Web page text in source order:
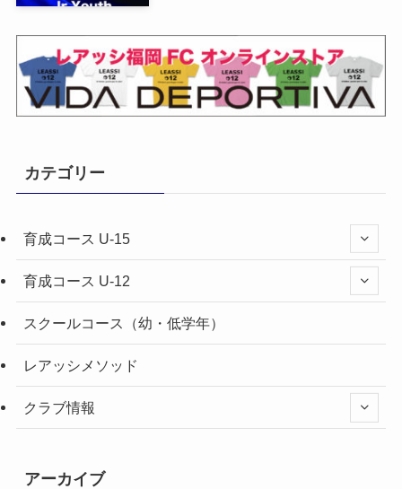
カテゴリー
育成コース U-15
育成コース U-12
スクールコース（幼・低学年）
レアッシメソッド
クラブ情報
アーカイブ